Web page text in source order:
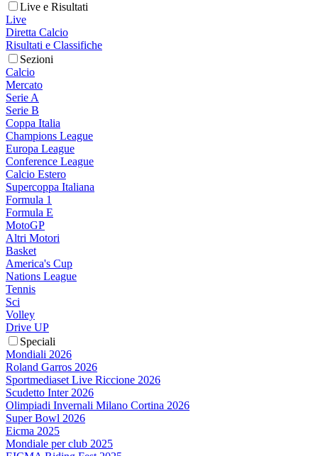
Live e Risultati
Live
Diretta Calcio
Risultati e Classifiche
Sezioni
Calcio
Mercato
Serie A
Serie B
Coppa Italia
Champions League
Europa League
Conference League
Calcio Estero
Supercoppa Italiana
Formula 1
Formula E
MotoGP
Altri Motori
Basket
America's Cup
Nations League
Tennis
Sci
Volley
Drive UP
Speciali
Mondiali 2026
Roland Garros 2026
Sportmediaset Live Riccione 2026
Scudetto Inter 2026
Olimpiadi Invernali Milano Cortina 2026
Super Bowl 2026
Eicma 2025
Mondiale per club 2025